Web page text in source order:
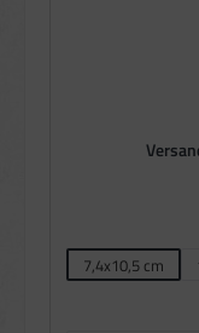
7,4x10,5 cm